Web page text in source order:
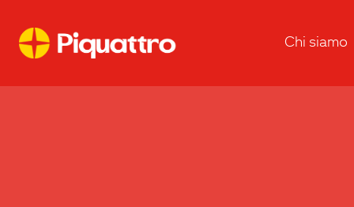
Chi siamo